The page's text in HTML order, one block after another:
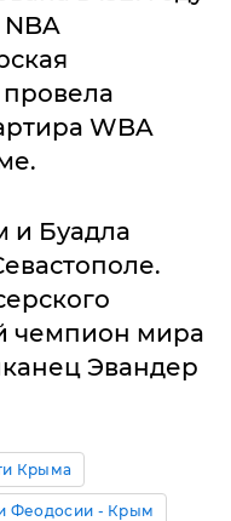
провела
WBA
и Буадла
чемпион мира
Эвандер
Крыма
Феодосии - Крым